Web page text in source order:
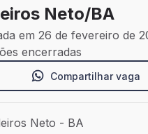
Neto/BA
em 26 de fevereiro de
encerradas
Compartilhar vaga
trabalho: Medeiros Neto -
Neto - BA